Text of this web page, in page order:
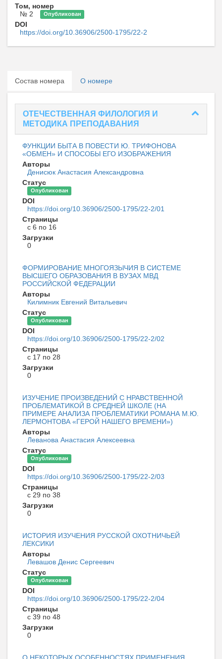
Том, номер
№ 2
Опубликован
DOI
https://doi.org/10.36906/2500-1795/22-2
Состав номера О номере
ОТЕЧЕСТВЕННАЯ ФИЛОЛОГИЯ И
МЕТОДИКА ПРЕПОДАВАНИЯ
ФУНКЦИИ БЫТА В ПОВЕСТИ Ю. ТРИФОНОВА
«ОБМЕН» И СПОСОБЫ ЕГО ИЗОБРАЖЕНИЯ
Авторы
Денисюк Анастасия Александровна
Статус
Опубликован
DOI
https://doi.org/10.36906/2500-1795/22-2/01
Страницы
с 6 по 16
Загрузки
0
ФОРМИРОВАНИЕ МНОГОЯЗЫЧИЯ В СИСТЕМЕ
ВЫСШЕГО ОБРАЗОВАНИЯ В ВУЗАХ МВД
РОССИЙСКОЙ ФЕДЕРАЦИИ
Авторы
Килимник Евгений Витальевич
Статус
Опубликован
DOI
https://doi.org/10.36906/2500-1795/22-2/02
Страницы
с 17 по 28
Загрузки
0
ИЗУЧЕНИЕ ПРОИЗВЕДЕНИЙ С НРАВСТВЕННОЙ
ПРОБЛЕМАТИКОЙ В СРЕДНЕЙ ШКОЛЕ (НА
ПРИМЕРЕ АНАЛИЗА ПРОБЛЕМАТИКИ РОМАНА М.Ю.
ЛЕРМОНТОВА «ГЕРОЙ НАШЕГО ВРЕМЕНИ»)
Авторы
Леванова Анастасия Алексеевна
Статус
Опубликован
DOI
https://doi.org/10.36906/2500-1795/22-2/03
Страницы
с 29 по 38
Загрузки
0
ИСТОРИЯ ИЗУЧЕНИЯ РУССКОЙ ОХОТНИЧЬЕЙ
ЛЕКСИКИ
Авторы
Левашов Денис Сергеевич
Статус
Опубликован
DOI
https://doi.org/10.36906/2500-1795/22-2/04
Страницы
с 39 по 48
Загрузки
0
О НЕКОТОРЫХ ОСОБЕННОСТЯХ ПРИМЕНЕНИЯ